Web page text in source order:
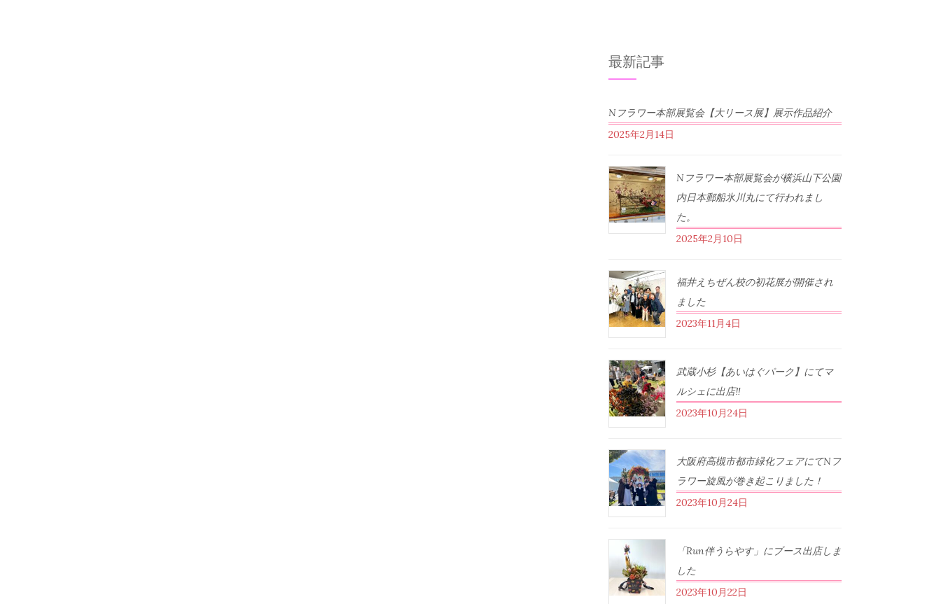
最新記事
Nフラワー本部展覧会【大リース展】展示作品紹介
2025年2月14日
Nフラワー本部展覧会が横浜山下公園
内日本郵船氷川丸にて行われまし
た。
2025年2月10日
福井えちぜん校の初花展が開催され
ました
2023年11月4日
武蔵小杉【あいはぐパーク】にてマ
ルシェに出店‼︎
2023年10月24日
大阪府高槻市都市緑化フェアにてNフ
ラワー旋風が巻き起こりました！
2023年10月24日
「Run伴うらやす」にブース出店しま
した
2023年10月22日